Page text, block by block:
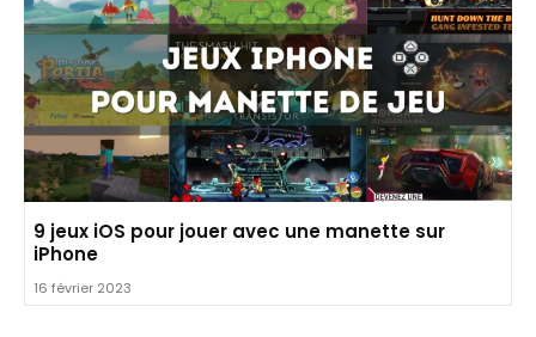
9 jeux iOS pour jouer avec une manette sur
iPhone
16 février 2023